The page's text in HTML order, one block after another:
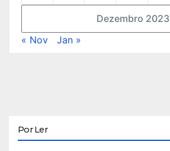
Dezembro 2023
« Nov Jan »
Por Ler